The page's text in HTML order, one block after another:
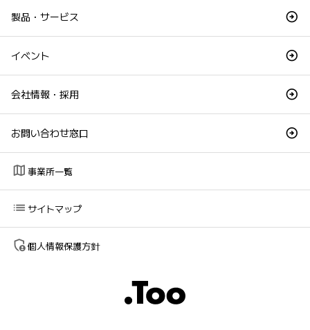
製品・サービス
イベント
会社情報・採用
お問い合わせ窓口
map 事業所一覧
list サイトマップ
admin_panel_settings個人情報保護方針